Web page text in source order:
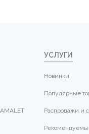
УСЛУГИ
Новинки
Популярные
Распродажи и